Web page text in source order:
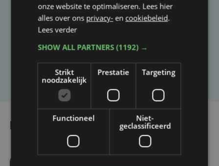
Taalfout opgemerkt?
Heb je een taal- of schrijffout opgemerkt in dit
Laat het ons weten
onze website te optimaliseren. Lees hier
alles over ons privacy- en cookiebeleid.
Lees verder
SHOW ALL PARTNERS(1192) →
Strikt
noodzakelijk
Prestatie Targeting
Functioneel
Niet-
geclassificeerd